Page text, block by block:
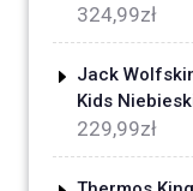
324,99zł
Jack
Kids
229,99zł